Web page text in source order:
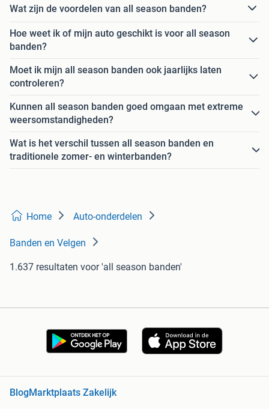
Wat zijn de voordelen van all season banden?
Hoe weet ik of mijn auto geschikt is voor all season
banden?
Moet ik mijn all season banden ook jaarlijks laten
controleren?
Kunnen all season banden goed omgaan met extreme
weersomstandigheden?
Wat is het verschil tussen all season banden en
traditionele zomer- en winterbanden?
Home Auto-onderdelen
Banden en Velgen
1.637 resultaten voor 'all season banden'
Blog Marktplaats Zakelijk